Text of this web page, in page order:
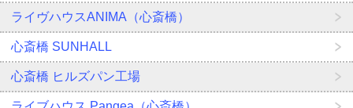
ライヴハウスANIMA（心斎橋）
心斎橋 SUNHALL
心斎橋 ヒルズパン工場